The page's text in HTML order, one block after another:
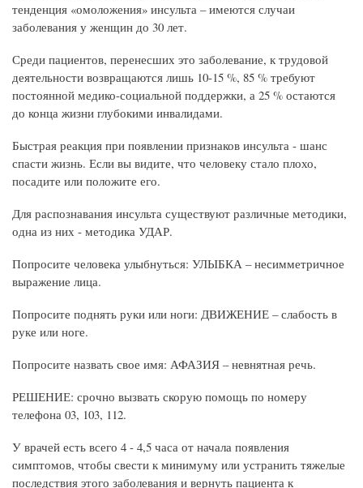
тенденция «омоложения» инсульта – имеются случаи
заболевания у женщин до 30 лет.
Среди пациентов, перенесших это заболевание, к трудовой
деятельности возвращаются лишь 10-15 %, 85 % требуют
постоянной медико-социальной поддержки, а 25 % остаются
до конца жизни глубокими инвалидами.
Быстрая реакция при появлении признаков инсульта - шанс
спасти жизнь. Если вы видите, что человеку стало плохо,
посадите или положите его.
Для распознавания инсульта существуют различные методики,
одна из них - методика УДАР.
Попросите человека улыбнуться: УЛЫБКА – несимметричное
выражение лица.
Попросите поднять руки или ноги: ДВИЖЕНИЕ – слабость в
руке или ноге.
Попросите назвать свое имя: АФАЗИЯ – невнятная речь.
РЕШЕНИЕ: срочно вызвать скорую помощь по номеру
телефона 03, 103, 112.
У врачей есть всего 4 - 4,5 часа от начала появления
симптомов, чтобы свести к минимуму или устранить тяжелые
последствия этого заболевания и вернуть пациента к